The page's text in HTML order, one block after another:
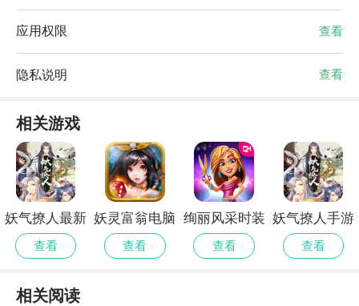
应用权限 查看
隐私说明 查看
相关游戏
妖气撩人最新
版
查看
妖灵富翁电脑
版
查看
绚丽风采时装
狂热安卓2024
最新版
查看
妖气撩人手游
查看
相关阅读